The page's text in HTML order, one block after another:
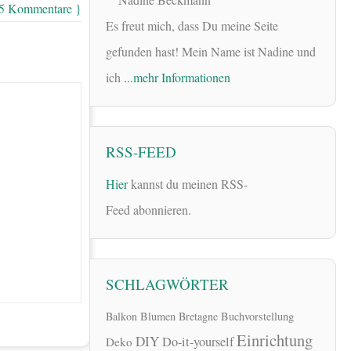
Kommentare }
Es freut mich, dass Du meine Seite
gefunden hast! Mein Name ist Nadine und
ich ...mehr Informationen
RSS-FEED
Hierkannst du meinen RSS-
Feed abonnieren.
SCHLAGWÖRTER
Balkon Blumen Bretagne Buchvorstellung
Deko DIYDo-it-yourselfEinrichtung